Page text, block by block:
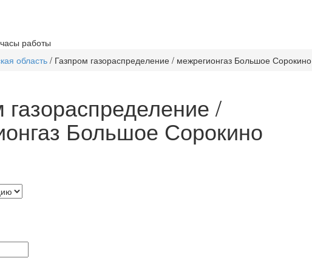
работы
область / Газпром газораспределение / межрегионгаз Большое Сорокино
газораспределение /
Большое Сорокино